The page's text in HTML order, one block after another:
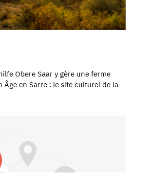
Obere Saar y gère une ferme
Âge en Sarre : le site culturel de la